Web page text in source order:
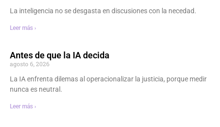
La inteligencia no se desgasta en discusiones con la necedad.
Leer más ›
Antes de que la IA decida
agosto 6, 2026
La IA enfrenta dilemas al operacionalizar la justicia, porque medir
nunca es neutral.
Leer más ›